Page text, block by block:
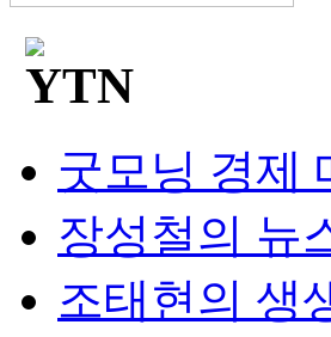
굿모닝 경제
장성철의 뉴
조태현의 생